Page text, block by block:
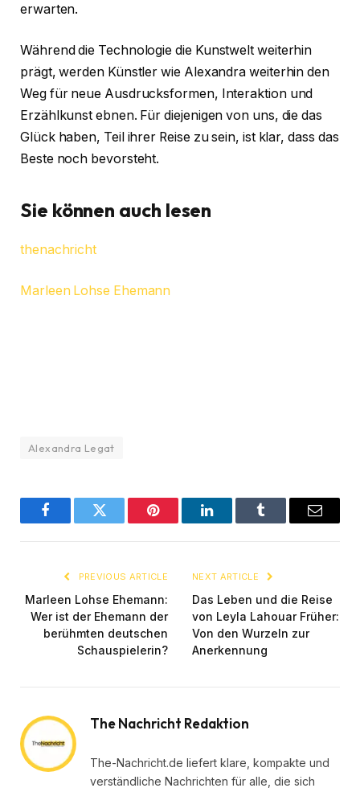
erwarten.
Während die Technologie die Kunstwelt weiterhin
prägt, werden Künstler wie Alexandra weiterhin den
Weg für neue Ausdrucksformen, Interaktion und
Erzählkunst ebnen. Für diejenigen von uns, die das
Glück haben, Teil ihrer Reise zu sein, ist klar, dass das
Beste noch bevorsteht.
Sie können auch lesen
thenachricht
Marleen Lohse Ehemann
Alexandra Legat
FacebookTwitter Pinterest LinkedInTumblr Email
PREVIOUS ARTICLE
Marleen Lohse Ehemann:
Wer ist der Ehemann der
berühmten deutschen
Schauspielerin?
NEXT ARTICLE
Das Leben und die Reise
von Leyla Lahouar Früher:
Von den Wurzeln zur
Anerkennung
The Nachricht Redaktion
The-Nachricht.de liefert klare, kompakte und
verständliche Nachrichten für alle, die sich